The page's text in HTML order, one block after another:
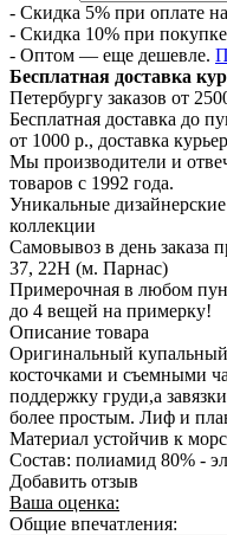
- Скидка 5% при оплате
- Скидка 10% при
- Оптом — еще дешевле.
Бесплатная доставка
Петербургу заказов от
Бесплатная доставка до
от 1000 р., доставка
Мы производители и
товаров с 1992 года.
Уникальные
коллекции
Самовывоз в день заказа
37, 22Н (м. Парнас)
Примерочная в любом
до 4 вещей на примерку!
Описание товара
Оригинальный
косточками и съемными
поддержку груди,а
более простым. Лиф и
Материал устойчив к
Состав: полиамид 80% -
Добавить отзыв
Ваша оценка:
Общие впечатления: